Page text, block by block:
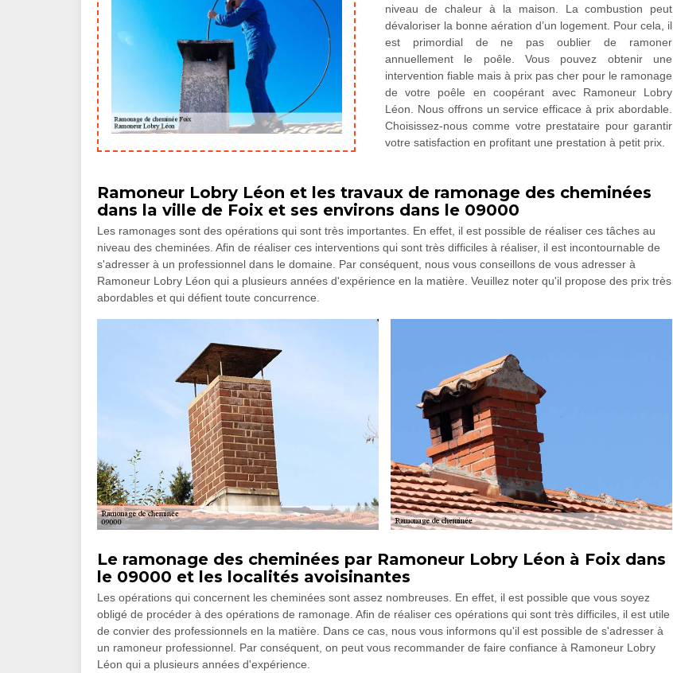
niveau de chaleur à la maison. La combustion peut
dévaloriser la bonne aération d’un logement. Pour cela, il
est primordial de ne pas oublier de ramoner
annuellement le poêle. Vous pouvez obtenir une
intervention fiable mais à prix pas cher pour le ramonage
de votre poêle en coopérant avec Ramoneur Lobry
Léon. Nous offrons un service efficace à prix abordable.
Choisissez-nous comme votre prestataire pour garantir
votre satisfaction en profitant une prestation à petit prix.
Ramoneur Lobry Léon et les travaux de ramonage des cheminées
dans la ville de Foix et ses environs dans le 09000
Les ramonages sont des opérations qui sont très importantes. En effet, il est possible de réaliser ces tâches au
niveau des cheminées. Afin de réaliser ces interventions qui sont très difficiles à réaliser, il est incontournable de
s'adresser à un professionnel dans le domaine. Par conséquent, nous vous conseillons de vous adresser à
Ramoneur Lobry Léon qui a plusieurs années d'expérience en la matière. Veuillez noter qu'il propose des prix très
abordables et qui défient toute concurrence.
Le ramonage des cheminées par Ramoneur Lobry Léon à Foix dans
le 09000 et les localités avoisinantes
Les opérations qui concernent les cheminées sont assez nombreuses. En effet, il est possible que vous soyez
obligé de procéder à des opérations de ramonage. Afin de réaliser ces opérations qui sont très difficiles, il est utile
de convier des professionnels en la matière. Dans ce cas, nous vous informons qu'il est possible de s'adresser à
un ramoneur professionnel. Par conséquent, on peut vous recommander de faire confiance à Ramoneur Lobry
Léon qui a plusieurs années d'expérience.